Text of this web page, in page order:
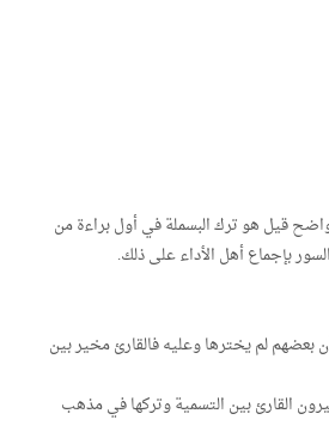
قيل هو ترك البسملة في أول براءة من
بإجماع أهل الأداء على ذلك.
بعضهم لم يخترها وعليه فالقارئ مخير بين
القارئ بين التسمية وتركها في مذهب